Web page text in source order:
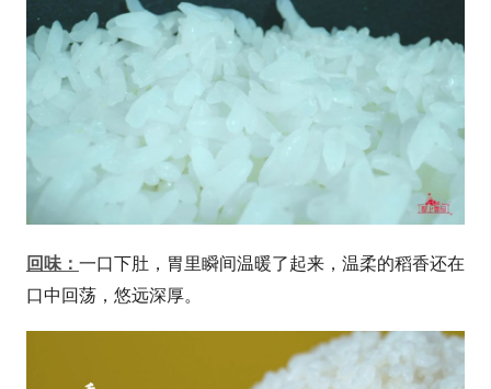
回味： 一口下肚，胃里瞬间温暖了起来，温柔的稻香还在
口中回荡，悠远深厚。